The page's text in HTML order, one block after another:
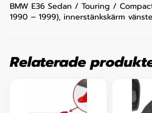
BMW E36 Sedan / Touring /
1990 – 1999), innerstänkskärm
Relaterade